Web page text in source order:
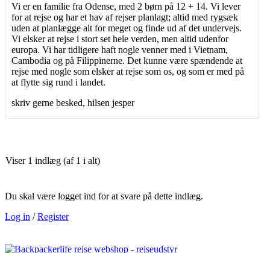
Vi er en familie fra Odense, med 2 børn på 12 + 14. Vi lever
for at rejse og har et hav af rejser planlagt; altid med rygsæk
uden at planlægge alt for meget og finde ud af det undervejs.
Vi elsker at rejse i stort set hele verden, men altid udenfor
europa. Vi har tidligere haft nogle venner med i Vietnam,
Cambodia og på Filippinerne. Det kunne være spændende at
rejse med nogle som elsker at rejse som os, og som er med på
at flytte sig rund i landet.
skriv gerne besked, hilsen jesper
Viser 1 indlæg (af 1 i alt)
Du skal være logget ind for at svare på dette indlæg.
Log in /Register